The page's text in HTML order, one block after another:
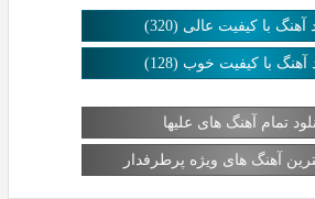
آهنگ با کیفیت عالی (320)
آهنگ با کیفیت خوب (128)
تمام آهنگ های علیها
آهنگ های ویژه پرطرفدار